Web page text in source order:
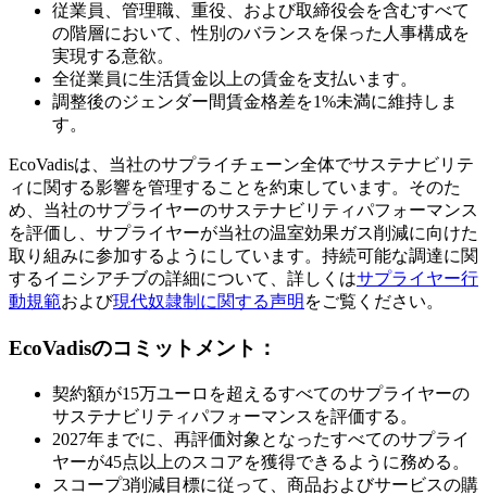
従業員、管理職、重役、および取締役会を含むすべて
の階層において、性別のバランスを保った人事構成を
実現する意欲。
全従業員に生活賃金以上の賃金を支払います。
調整後のジェンダー間賃金格差を1%未満に維持しま
す。
EcoVadisは、当社のサプライチェーン全体でサステナビリテ
ィに関する影響を管理することを約束しています。そのた
め、当社のサプライヤーのサステナビリティパフォーマンス
を評価し、サプライヤーが当社の温室効果ガス削減に向けた
取り組みに参加するようにしています。持続可能な調達に関
するイニシアチブの詳細について、詳しくはサプライヤー行
動規範および現代奴隷制に関する声明 をご覧ください。
EcoVadisのコミットメント：
契約額が15万ユーロを超えるすべてのサプライヤーの
サステナビリティパフォーマンスを評価する。
2027年までに、再評価対象となったすべてのサプライ
ヤーが45点以上のスコアを獲得できるように務める。
スコープ3削減目標に従って、商品およびサービスの購